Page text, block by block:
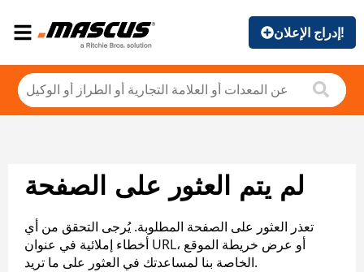
إدراج الإعلان!
لم يتم العثور على الصفحة
تعذر العثور على الصفحة المطلوبة. يُرجى التحقق من أي
أخطاء إملائية في عنوان URL، أو عرض خريطة الموقع
الخاصة بنا لمساعدتك في العثور على ما تريد.